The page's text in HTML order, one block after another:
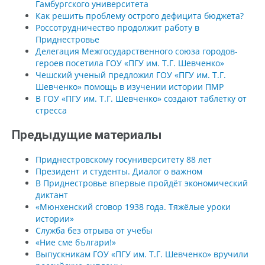
Гамбургского университета
Как решить проблему острого дефицита бюджета?
Россотрудничество продолжит работу в
Приднестровье
Делегация Межгосударственного союза городов-
героев посетила ГОУ «ПГУ им. Т.Г. Шевченко»
Чешский ученый предложил ГОУ «ПГУ им. Т.Г.
Шевченко» помощь в изучении истории ПМР
В ГОУ «ПГУ им. Т.Г. Шевченко» создают таблетку от
стресса
Предыдущие материалы
Приднестровскому госуниверситету 88 лет
Президент и студенты. Диалог о важном
В Приднестровье впервые пройдёт экономический
диктант
«Мюнхенский сговор 1938 года. Тяжёлые уроки
истории»
Служба без отрыва от учебы
«Ние сме българи!»
Выпускникам ГОУ «ПГУ им. Т.Г. Шевченко» вручили